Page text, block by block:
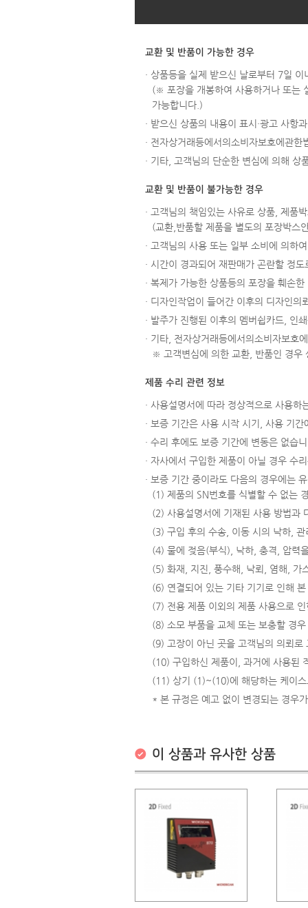
교환 및 반품이 가능한 경우
· 상품등을 실제 받으신 날로부터 7일 이
(※ 포장을 개봉하여 사용하거나 또는
가능합니다.)
· 받으신 상품의 내용이 표시·광고 사항
· 전자상거래등에서의소비자보호에관
· 기타, 고객님의 단순한 변심에 의해
교환 및 반품이 불가능한 경우
· 고객님의 책임있는 사유로 상품, 제품
(교환,반품할 제품을 별도의 포장박스
· 고객님의 사용 또는 일부 소비에 의하
· 시간이 경과되어 재판매가 곤란할 정
· 복제가 가능한 상품등의 포장을 훼손
· 디자인작업이 들어간 이후의 디자인
· 발주가 진행된 이후의 멤버쉽카드, 인
· 기타, 전자상거래등에서의소비자보호
※ 고객변심에 의한 교환, 반품인 경우
제품 수리 관련 정보
· 사용설명서에 따라 정상적으로 사용
· 보증 기간은 사용 시작 시기, 사용 기
· 수리 후에도 보증 기간에 변동은 없습
· 자사에서 구입한 제품이 아닐 경우 수
· 보증 기간 중이라도 다음의 경우에는
(1) 제품의 SN번호를 식별할 수 없는
(2) 사용설명서에 기재된 사용 방법과
(3) 구입 후의 수송, 이동 시의 낙하,
(4) 물에 젖음(부식), 낙하, 충격, 압력
(5) 화재, 지진, 풍수해, 낙뢰, 염해, 가
(6) 연결되어 있는 기타 기기로 인해
(7) 전용 제품 이외의 제품 사용으로
(8) 소모 부품을 교체 또는 보충할 경우
(9) 고장이 아닌 곳을 고객님의 의뢰로
(10) 구입하신 제품이, 과거에 사용된
(11) 상기 (1)~(10)에 해당하는 케이
* 본 규정은 예고 없이 변경되는 경우
이 상품과 유사한 상품